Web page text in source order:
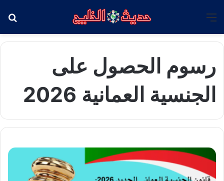
رسوم الحصول على
الجنسية العمانية 2026